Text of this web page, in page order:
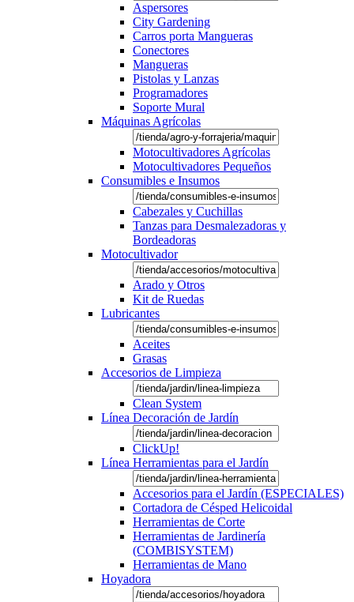
Aspersores
City Gardening
Carros porta Mangueras
Conectores
Mangueras
Pistolas y Lanzas
Programadores
Soporte Mural
Máquinas Agrícolas
Motocultivadores Agrícolas
Motocultivadores Pequeños
Consumibles e Insumos
Cabezales y Cuchillas
Tanzas para Desmalezadoras y
Bordeadoras
Motocultivador
Arado y Otros
Kit de Ruedas
Lubricantes
Aceites
Grasas
Accesorios de Limpieza
Clean System
Línea Decoración de Jardín
ClickUp!
Línea Herramientas para el Jardín
Accesorios para el Jardín (ESPECIALES)
Cortadora de Césped Helicoidal
Herramientas de Corte
Herramientas de Jardinería
(COMBISYSTEM)
Herramientas de Mano
Hoyadora